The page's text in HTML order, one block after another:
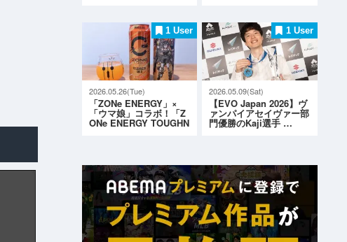
1 User
2026.05.26(Tue)
「ZONe ENERGY」×
「ウマ娘」コラボ！「Z
ONe ENERGY TOUGHN
1 User
2026.05.09(Sat)
【EVO Japan 2026】ヴ
ァンパイアセイヴァー部
門優勝のKaji選手 …